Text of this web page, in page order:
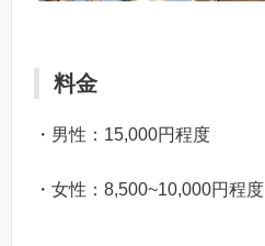
料金
・男性：15,000円程度
・女性：8,500~10,000円程度